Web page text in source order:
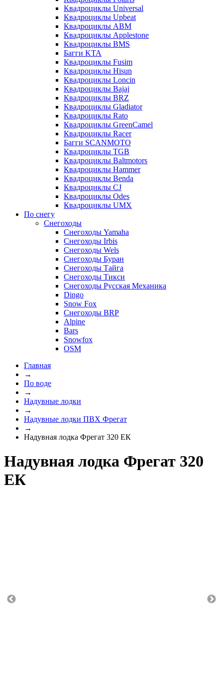
Квадроциклы Universal
Квадроциклы Upbeat
Квадроциклы ABM
Квадроциклы Applestone
Квадроциклы BMS
Багги KTA
Квадроциклы Fusim
Квадроциклы Hisun
Квадроциклы Loncin
Квадроциклы Bajaj
Квадроциклы BRZ
Квадроциклы Gladiator
Квадроциклы Rato
Квадроциклы GreenCamel
Квадроциклы Racer
Багги SCANMOTO
Квадроциклы TGB
Квадроциклы Baltmotors
Квадроциклы Hammer
Квадроциклы Benda
Квадроциклы CJ
Квадроциклы Odes
Квадроциклы UMX
По снегу
Снегоходы
Снегоходы Yamaha
Снегоходы Irbis
Снегоходы Wels
Снегоходы Буран
Снегоходы Тайга
Снегоходы Тикси
Снегоходы Русская Механика
Dingo
Snow Fox
Снегоходы BRP
Alpine
Bars
Snowfox
OSM
Главная
→
По воде
→
Надувные лодки
→
Надувные лодки ПВХ Фрегат
→
Надувная лодка Фрегат 320 ЕК
Надувная лодка Фрегат 320
ЕК